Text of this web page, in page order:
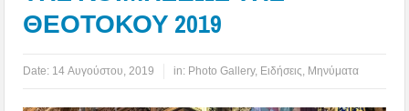
ΘΕΟΤΟΚΟΥ 2019
Date: 14 Αυγούστου, 2019 in: Photo Gallery, Ειδήσεις Μηνύματα